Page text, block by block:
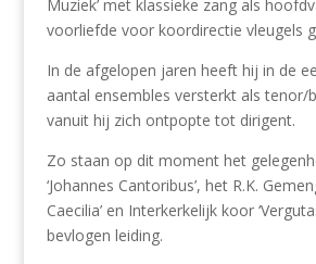
Muziek’ met klassieke zang als
voorliefde voor koordirectie vleugels
In de afgelopen jaren heeft hij in de
aantal ensembles versterkt als tenor/
vanuit hij zich ontpopte tot dirigent.
Zo staan op dit moment het
‘Johannes Cantoribus’, het R.K.
Caecilia’ en Interkerkelijk koor
bevlogen leiding.